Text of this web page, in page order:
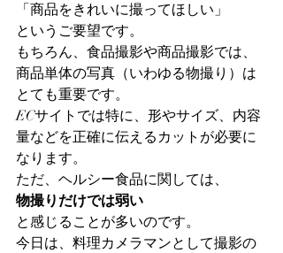
「商品をきれいに撮ってほしい」
というご要望です。
もちろん、食品撮影や商品撮影では、
商品単体の写真（いわゆる物撮り）は
とても重要です。
ECサイトでは特に、形やサイズ、内容
量などを正確に伝えるカットが必要に
なります。
ただ、ヘルシー食品に関しては、
物撮りだけでは弱い
と感じることが多いのです。
今日は、料理カメラマンとして撮影の